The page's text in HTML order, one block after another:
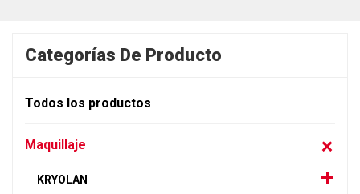
Categorías De Producto
Todos los productos
Maquillaje
KRYOLAN